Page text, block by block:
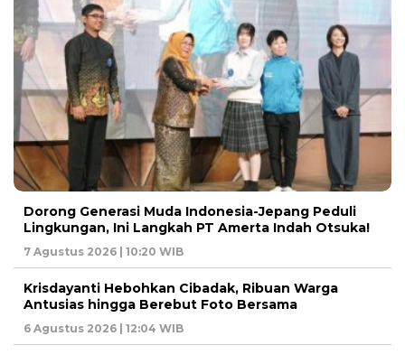
Dorong Generasi Muda Indonesia-Jepang Peduli
Lingkungan, Ini Langkah PT Amerta Indah Otsuka!
7 Agustus 2026 | 10:20 WIB
Krisdayanti Hebohkan Cibadak, Ribuan Warga
Antusias hingga Berebut Foto Bersama
6 Agustus 2026 | 12:04 WIB